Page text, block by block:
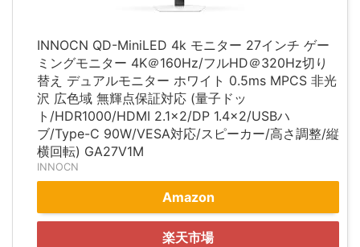
INNOCN QD-MiniLED 4k モニター 27インチ ゲー
ミングモニター 4K＠160Hz/フルHD＠320Hz切り
替え デュアルモニター ホワイト 0.5ms MPCS 非光
沢 広色域 無輝点保証対応 (量子ドッ
ト/HDR1000/HDMI 2.1×2/DP 1.4×2/USBハ
ブ/Type-C 90W/VESA対応/スピーカー/高さ調整/縦
横回転) GA27V1M
INNOCN
Amazon
楽天市場